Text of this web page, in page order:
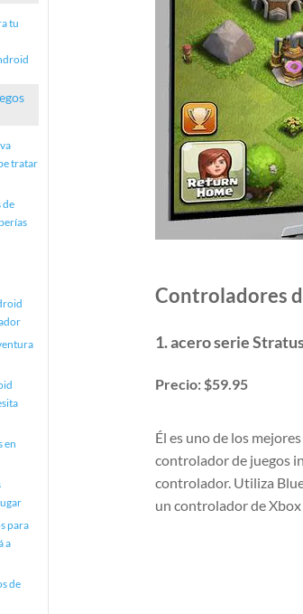
tu
tratar
de
en
para
a
de
Controladores
1. acero serie
Precio: $59.95
Él es uno de los
controlador de juegos
controlador. Utiliza
un controlador de